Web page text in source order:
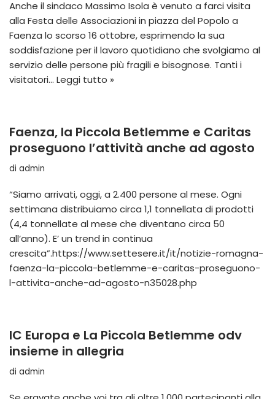
Anche il sindaco Massimo Isola è venuto a farci visita
alla Festa delle Associazioni in piazza del Popolo a
Faenza lo scorso 16 ottobre, esprimendo la sua
soddisfazione per il lavoro quotidiano che svolgiamo al
servizio delle persone più fragili e bisognose. Tanti i
visitatori… Leggi tutto »
Faenza, la Piccola Betlemme e Caritas
proseguono l’attività anche ad agosto
di admin
“Siamo arrivati, oggi, a 2.400 persone al mese. Ogni
settimana distribuiamo circa 1,1 tonnellata di prodotti
(4,4 tonnellate al mese che diventano circa 50
all’anno). E’ un trend in continua
crescita”.https://www.settesere.it/it/notizie-romagna-
faenza-la-piccola-betlemme-e-caritas-proseguono-
l-attivita-anche-ad-agosto-n35028.php
IC Europa e La Piccola Betlemme odv
insieme in allegria
di admin